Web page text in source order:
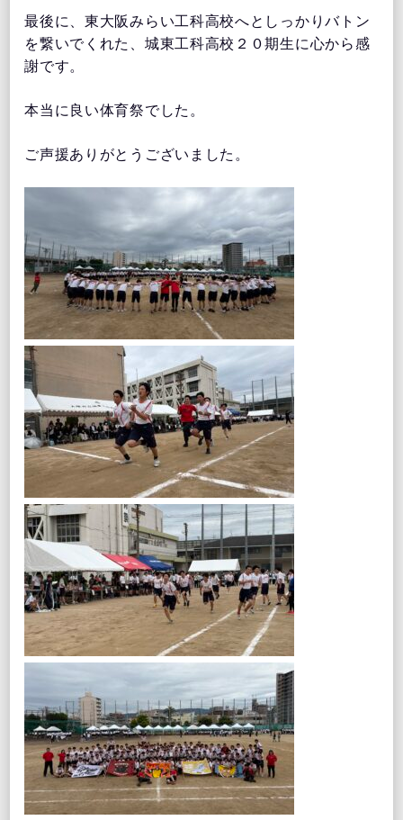
最後に、東大阪みらい工科高校へとしっかりバトン
を繋いでくれた、城東工科高校２０期生に心から感
謝です。
本当に良い体育祭でした。
ご声援ありがとうございました。